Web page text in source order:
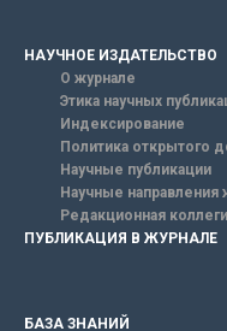
НАУЧНОЕ ИЗДАТЕЛЬСТВО
О журнале
Этика научных
Индексирование
Политика открытого
Научные публикации
Научные направления
Редакционная
ПУБЛИКАЦИЯ В ЖУРНАЛЕ
БАЗА ЗНАНИЙ